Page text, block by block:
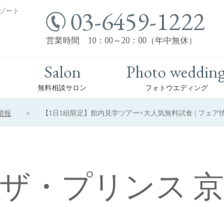
ート 03-6459-1222
営業時間 10：00～20：00（年中無休）
Salon
無料相談サロン
Photo
フォトウエディング
報 【1日1組限定】館内見学ツアー×大人気無料試食 | フェ
ザ・プリンス